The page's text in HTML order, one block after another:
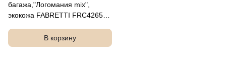
багажа,"Логомания mix",
экокожа FABRETTI FRC42650-
В корзину